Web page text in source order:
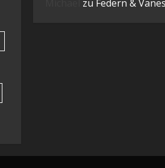
zu Federn &